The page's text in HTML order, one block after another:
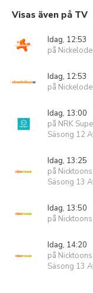
Visas även på TV
Idag, 12:53
på
Idag, 12:53
på
Idag, 13:00
på NRK
Säsong 12
Idag, 13:25
på Nicktoons
Säsong 13
Idag, 13:50
på Nicktoons
Idag, 14:20
på Nicktoons
Säsong 13